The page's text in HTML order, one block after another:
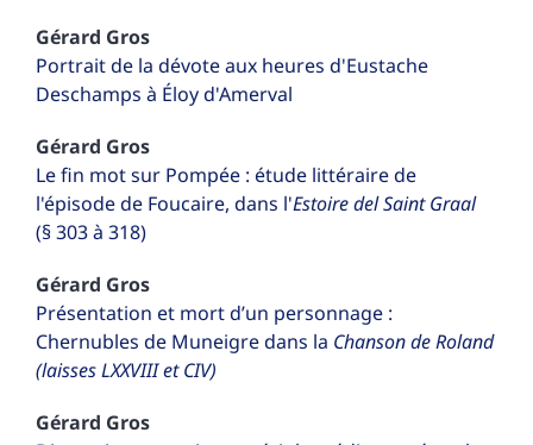
Gérard Gros
Portrait de la dévote aux heures d'Eustache
Deschamps à Éloy d'Amerval
Gérard Gros
Le fin mot sur Pompée : étude littéraire de
l'épisode de Foucaire, dans l'Estoire del Saint Graal
(§ 303 à 318)
Gérard Gros
Présentation et mort d’un personnage :
Chernubles de Muneigre dans la Chanson de Roland
(laisses LXXVIII et CIV)
Gérard Gros